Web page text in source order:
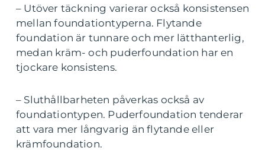
– Utöver täckning varierar också konsistensen
mellan foundationtyperna. Flytande
foundation är tunnare och mer lätthanterlig,
medan kräm- och puderfoundation har en
tjockare konsistens.
– Sluthållbarheten påverkas också av
foundationtypen. Puderfoundation tenderar
att vara mer långvarig än flytande eller
krämfoundation.